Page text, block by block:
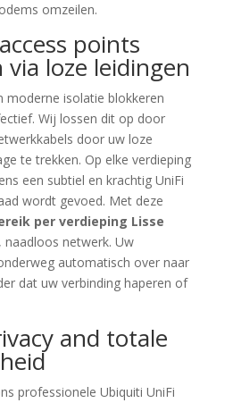
omzeilen.
points
loze leidingen
moderne isolatie blokkeren
Wij lossen dit op door
door uw loze
te trekken. Op elke verdieping
een subtiel en krachtig UniFi
wordt gevoed. Met deze
per verdieping Lisse
netwerk. Uw
automatisch over naar
dat uw verbinding haperen of
and totale
professionele Ubiquiti UniFi